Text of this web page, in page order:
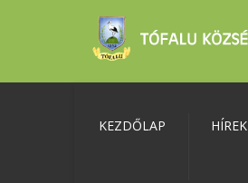
KEZDŐLAP HÍREK